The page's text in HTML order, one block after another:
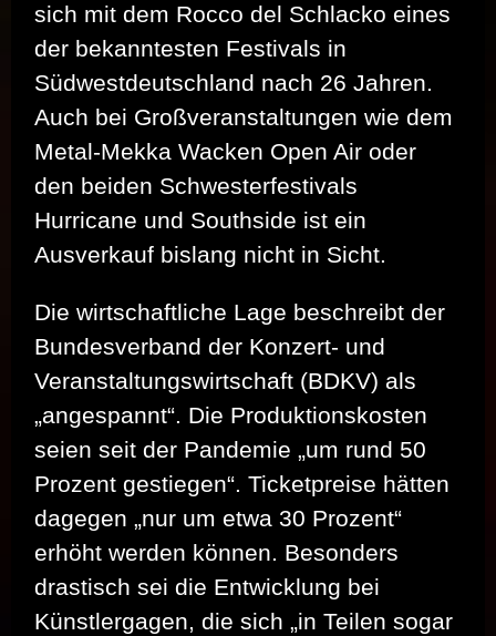
sich mit dem Rocco del Schlacko eines
der bekanntesten Festivals in
Südwestdeutschland nach 26 Jahren.
Auch bei Großveranstaltungen wie dem
Metal-Mekka Wacken Open Air oder
den beiden Schwesterfestivals
Hurricane und Southside ist ein
Ausverkauf bislang nicht in Sicht.
Die wirtschaftliche Lage beschreibt der
Bundesverband der Konzert- und
Veranstaltungswirtschaft (BDKV) als
„angespannt“. Die Produktionskosten
seien seit der Pandemie „um rund 50
Prozent gestiegen“. Ticketpreise hätten
dagegen „nur um etwa 30 Prozent“
erhöht werden können. Besonders
drastisch sei die Entwicklung bei
Künstlergagen, die sich „in Teilen sogar